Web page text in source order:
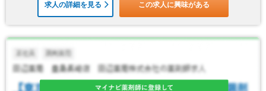
求人の詳細を見る この求人に興味がある